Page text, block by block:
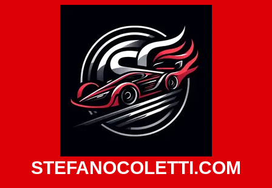
STEFANOCOLETTI.COM